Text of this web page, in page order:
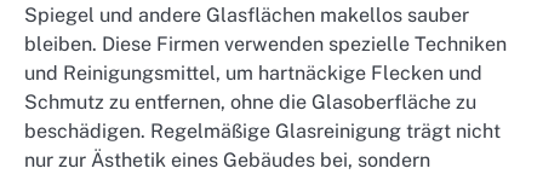
Spiegel und andere Glasflächen makellos sauber
bleiben. Diese Firmen verwenden spezielle Techniken
und Reinigungsmittel, um hartnäckige Flecken und
Schmutz zu entfernen, ohne die Glasoberfläche zu
beschädigen. Regelmäßige Glasreinigung trägt nicht
nur zur Ästhetik eines Gebäudes bei, sondern